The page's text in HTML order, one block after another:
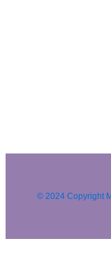
© 2024 Copyright